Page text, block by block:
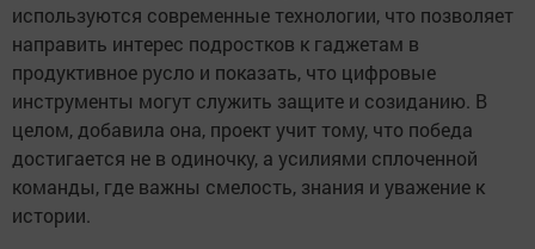
используются современные технологии, что позволяет
направить интерес подростков к гаджетам в
продуктивное русло и показать, что цифровые
инструменты могут служить защите и созиданию. В
целом, добавила она, проект учит тому, что победа
достигается не в одиночку, а усилиями сплоченной
команды, где важны смелость, знания и уважение к
истории.